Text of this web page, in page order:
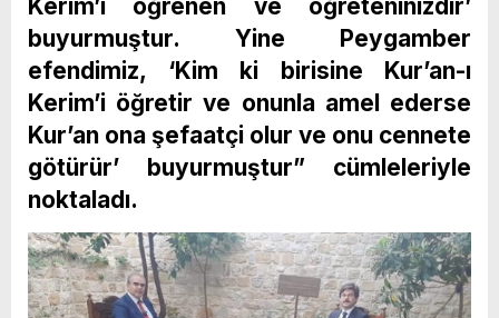
Kerim’i öğrenen ve öğreteninizdir’
buyurmuştur. Yine Peygamber
efendimiz, ‘Kim ki birisine Kur’an-ı
Kerim’i öğretir ve onunla amel ederse
Kur’an ona şefaatçi olur ve onu cennete
götürür’ buyurmuştur” cümleleriyle
noktaladı.